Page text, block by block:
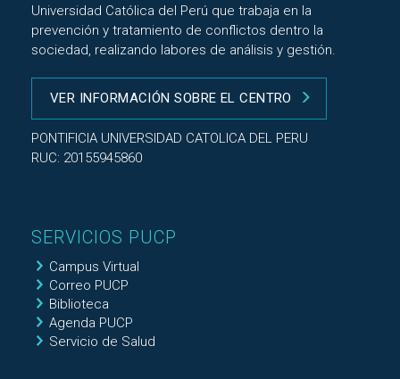
Universidad Católica del Perú que trabaja en la
prevención y tratamiento de conflictos dentro la
sociedad, realizando labores de análisis y gestión.
VER INFORMACIÓN SOBRE EL CENTRO
PONTIFICIA UNIVERSIDAD CATOLICA DEL PERU
RUC: 20155945860
SERVICIOS PUCP
Campus Virtual
Correo PUCP
Biblioteca
Agenda PUCP
Servicio de Salud